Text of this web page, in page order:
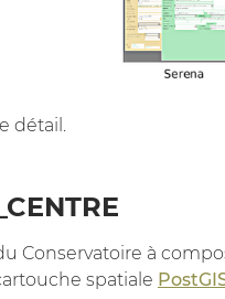
détail.
Conservatoire à
spatiale